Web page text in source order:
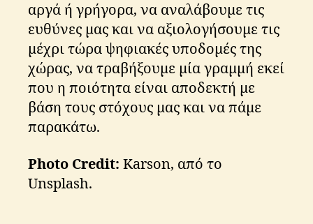
αργά ή γρήγορα, να αναλάβουμε τις
ευθύνες μας και να αξιολογήσουμε τις
μέχρι τώρα ψηφιακές υποδομές της
χώρας, να τραβήξουμε μία γραμμή εκεί
που η ποιότητα είναι αποδεκτή με
βάση τους στόχους μας και να πάμε
παρακάτω.
Photo Credit: Karson, από το
Unsplash.
a
g
r,
ψ
η
φ
ια
κ
α
κ